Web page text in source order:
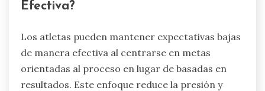
Efectiva?
Los atletas pueden mantener expectativas bajas
de manera efectiva al centrarse en metas
orientadas al proceso en lugar de basadas en
resultados. Este enfoque reduce la presión y